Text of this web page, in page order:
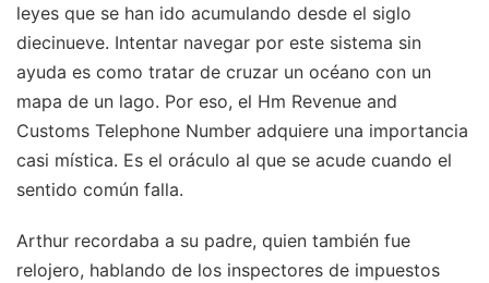
leyes que se han ido acumulando desde el siglo
diecinueve. Intentar navegar por este sistema sin
ayuda es como tratar de cruzar un océano con un
mapa de un lago. Por eso, el Hm Revenue and
Customs Telephone Number adquiere una importancia
casi mística. Es el oráculo al que se acude cuando el
sentido común falla.
Arthur recordaba a su padre, quien también fue
relojero, hablando de los inspectores de impuestos